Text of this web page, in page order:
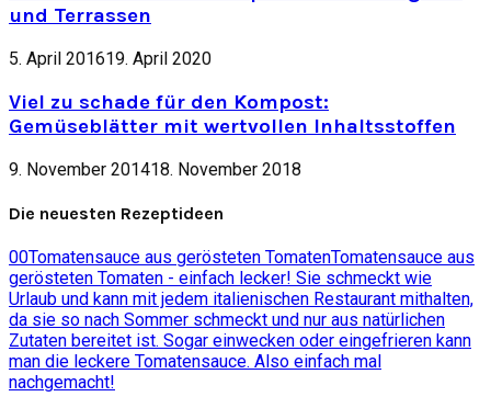
und Terrassen
5. April 201619. April 2020
Viel zu schade für den Kompost:
Gemüseblätter mit wertvollen Inhaltsstoffen
9. November 201418. November 2018
Die neuesten Rezeptideen
00Tomatensauce aus gerösteten TomatenTomatensauce aus
gerösteten Tomaten - einfach lecker! Sie schmeckt wie
Urlaub und kann mit jedem italienischen Restaurant mithalten,
da sie so nach Sommer schmeckt und nur aus natürlichen
Zutaten bereitet ist. Sogar einwecken oder eingefrieren kann
man die leckere Tomatensauce. Also einfach mal
nachgemacht!